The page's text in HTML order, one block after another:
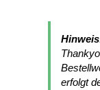
erfolgt